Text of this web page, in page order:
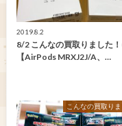
2019.8.2
8/2 こんなの買取りました
【AirPods MRXJ2J/A、…
こんなの買取りま